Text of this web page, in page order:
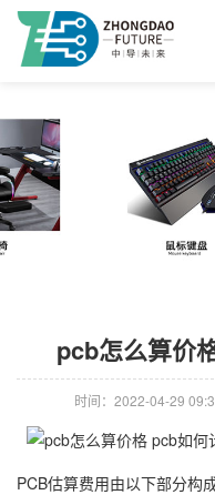
pcb怎么算价
时间：2022-04-29
PCB估算费用由以下部分构成